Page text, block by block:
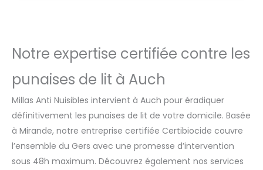
Notre expertise certifiée contre les
punaises de lit à Auch
Millas Anti Nuisibles intervient à Auch pour éradiquer
définitivement les punaises de lit de votre domicile. Basée
à Mirande, notre entreprise certifiée Certibiocide couvre
l’ensemble du Gers avec une promesse d’intervention
sous 48h maximum. Découvrez également nos services